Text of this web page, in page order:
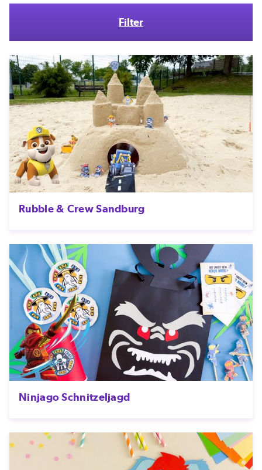
Filter
Rubble & Crew Sandburg
Ninjago Schnitzeljagd